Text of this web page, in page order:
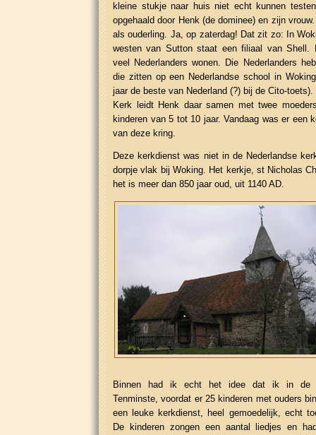
kleine stukje naar huis niet echt kunnen
opgehaald door Henk (de dominee) en zijn
als ouderling. Ja, op zaterdag! Dat zit zo: In
westen van Sutton staat een filiaal van Shell.
veel Nederlanders wonen. Die Nederlanders
die zitten op een Nederlandse school in
jaar de beste van Nederland (?) bij de Cito-
Kerk leidt Henk daar samen met twee
kinderen van 5 tot 10 jaar. Vandaag was er een
van deze kring.
Deze kerkdienst was niet in de Nederlandse
dorpje vlak bij Woking. Het kerkje, st Nicholas
het is meer dan 850 jaar oud, uit 1140 AD.
Binnen had ik echt het idee dat ik in de
Tenminste, voordat er 25 kinderen met ouders
een leuke kerkdienst, heel gemoedelijk, echt
De kinderen zongen een aantal liedjes en